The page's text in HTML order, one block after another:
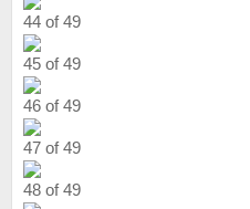
44 of 49
45 of 49
46 of 49
47 of 49
48 of 49